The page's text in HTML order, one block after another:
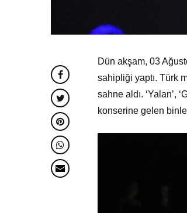
Dün akşam, 03
sahipliği yaptı. Türk
sahne aldı. ‘Yalan’,
konserine gelen